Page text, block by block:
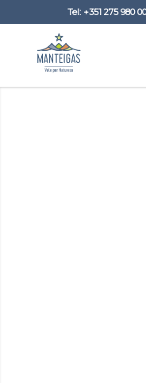
Tel: +351 275 980